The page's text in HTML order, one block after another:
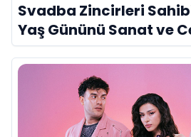
Svadba Zincirleri
Yaş Gününü Sanat ve
Dünyasının Ünlü